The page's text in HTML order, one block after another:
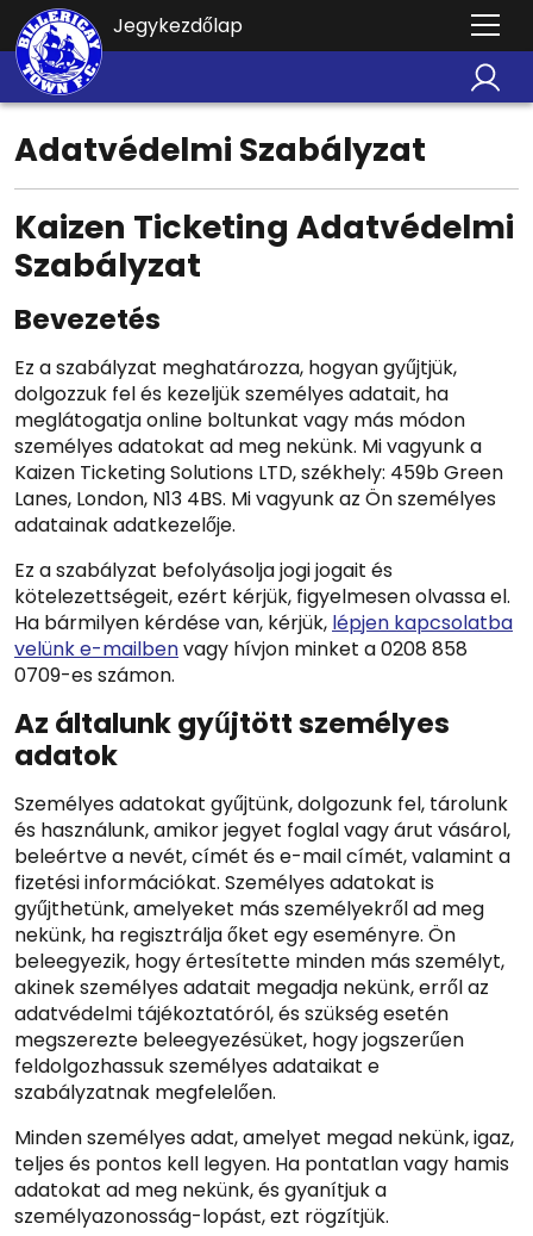
Jegykezdőlap
Adatvédelmi Szabályzat
Kaizen Ticketing Adatvédelmi
Szabályzat
Bevezetés
Ez a szabályzat meghatározza, hogyan gyűjtjük,
dolgozzuk fel és kezeljük személyes adatait, ha
meglátogatja online boltunkat vagy más módon
személyes adatokat ad meg nekünk. Mi vagyunk a
Kaizen Ticketing Solutions LTD, székhely: 459b Green
Lanes, London, N13 4BS. Mi vagyunk az Ön személyes
adatainak adatkezelője.
Ez a szabályzat befolyásolja jogi jogait és
kötelezettségeit, ezért kérjük, figyelmesen olvassa el.
Ha bármilyen kérdése van, kérjük, lépjen kapcsolatba
velünk e-mailbenvagy hívjon minket a 0208 858
0709-es számon.
Az általunk gyűjtött személyes
adatok
Személyes adatokat gyűjtünk, dolgozunk fel, tárolunk
és használunk, amikor jegyet foglal vagy árut vásárol,
beleértve a nevét, címét és e-mail címét, valamint a
fizetési információkat. Személyes adatokat is
gyűjthetünk, amelyeket más személyekről ad meg
nekünk, ha regisztrálja őket egy eseményre. Ön
beleegyezik, hogy értesítette minden más személyt,
akinek személyes adatait megadja nekünk, erről az
adatvédelmi tájékoztatóról, és szükség esetén
megszerezte beleegyezésüket, hogy jogszerűen
feldolgozhassuk személyes adataikat e
szabályzatnak megfelelően.
Minden személyes adat, amelyet megad nekünk, igaz,
teljes és pontos kell legyen. Ha pontatlan vagy hamis
adatokat ad meg nekünk, és gyanítjuk a
személyazonosság-lopást, ezt rögzítjük.